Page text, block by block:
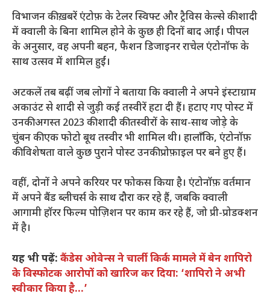
विभाजन की ख़बरें एंटोफ़ के टेलर स्विफ्ट और ट्रैविस केल्से की शादी
में क्वाली के बिना शामिल होने के कुछ ही दिनों बाद आईं। पीपल
के अनुसार, वह अपनी बहन, फैशन डिजाइनर राचेल एंटोनॉफ के
साथ उत्सव में शामिल हुईं।
अटकलें तब बढ़ीं जब लोगों ने बताया कि क्वाली ने अपने इंस्टाग्राम
अकाउंट से शादी से जुड़ी कई तस्वीरें हटा दी हैं। हटाए गए पोस्ट में
उनकी अगस्त 2023 की शादी की तस्वीरों के साथ-साथ जोड़े के
चुंबन की एक फोटो बूथ तस्वीर भी शामिल थी। हालाँकि, एंटोनॉफ़
की विशेषता वाले कुछ पुराने पोस्ट उनकी प्रोफ़ाइल पर बने हुए हैं।
वहीं, दोनों ने अपने करियर पर फोकस किया है। एंटोनॉफ़ वर्तमान
में अपने बैंड ब्लीचर्स के साथ दौरा कर रहे हैं, जबकि क्वाली
आगामी हॉरर फिल्म पोज़िशन पर काम कर रहे हैं, जो प्री-प्रोडक्शन
में है।
यह भी पढ़ें: कैंडेस ओवेन्स ने चार्ली किर्क मामले में बेन शापिरो
के विस्फोटक आरोपों को खारिज कर दिया: ‘शापिरो ने अभी
स्वीकार किया है…’